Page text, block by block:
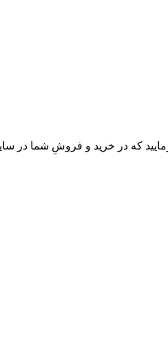
که در خرید و فروشِ شما در سایت